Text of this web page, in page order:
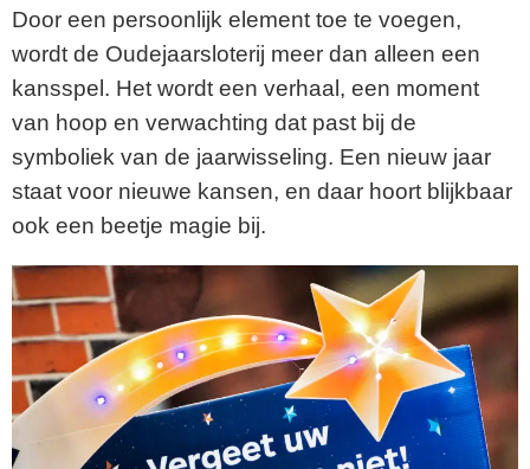
Door een persoonlijk element toe te voegen,
wordt de Oudejaarsloterij meer dan alleen een
kansspel. Het wordt een verhaal, een moment
van hoop en verwachting dat past bij de
symboliek van de jaarwisseling. Een nieuw jaar
staat voor nieuwe kansen, en daar hoort blijkbaar
ook een beetje magie bij.